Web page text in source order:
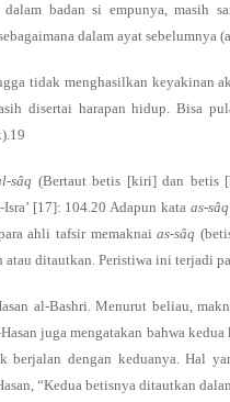
dalam badan si empunya, masih
dalam ayat sebelumnya
tidak menghasilkan keyakinan
disertai harapan hidup. Bisa
sâq (Bertaut betis [kiri] dan betis
[17]: 104.20 Adapun kata as-
ahli tafsir memaknaias-sâq
ditautkan. Peristiwa ini terjadi
al-Bashri. Menurut beliau,
juga mengatakan bahwa
berjalan dengan keduanya. Hal
“Kedua betisnya ditautkan